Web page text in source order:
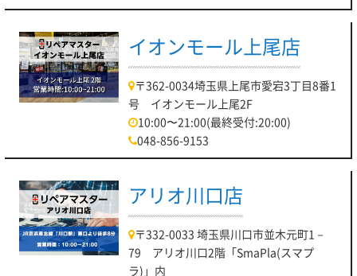
イオンモール上尾店
〒362-0034埼玉県上尾市愛宕3丁目8番1
号 イオンモール上尾2F
10:00〜21:00(最終受付:20:00)
048-856-9153
アリオ川口店
〒332-0033 埼玉県川口市並木元町1－
79 アリオ川口2階「SmaPla(スマプ
ラ)」内